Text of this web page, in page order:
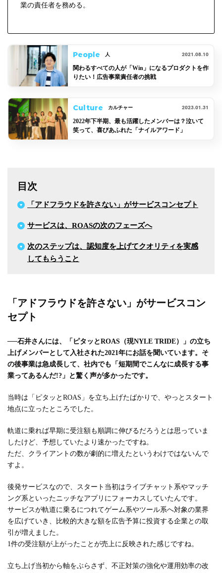
業の責任者を務める。
People 人 2021.08.10
関わるすべての人が「Win」になるプロダクトを作
りたい！広告事業責任者の挑戦
Culture カルチャー 2023.01.31
2022年下半期、最も活躍したメンバーは？泣いて
笑って、喜びあふれた「ナイルアワード」
目次
「アドフラウドを許さない」がサービスコンセプト
サービスは、ROASの次のフェーズへ
次のステップは、認知度を上げてクオリティを実感
してもらうこと
「アドフラウドを許さない」がサービスコン
セプト
──石井さんには、「ピタッとROAS（現NYLE TRIDE）」の立ち
上げメンバーとして入社された2021年にお話を聞いています。そ
の後事業は急成長して、社内でも「短期間でこんなに成長する事
業ってあるんだ!?」と驚く声が多かったです。
当時は「ピタッとROAS」を立ち上げたばかりで、やっとスタート
地点に立ったところでした。
軌道に乗れば早期に受注額も順調に伸びるだろうとは思っていま
したけど、予想していたより速かったですね。
ただ、クライアントの数が劇的に増えたというわけではないんで
すよ。
後発サービスなので、スタート当初はライブチャット系やマッチ
ング系といったニッチなアプリにフォーカスしていたんです。
サービスが軌道に乗るにつれてゲーム系やツール系へ対象の業界
を広げていき、比較的大きな額を広告予算に投資する企業との取
引が増えました。
1件の受注額が上がったことが売上に反映された感じですね。
立ち上げ当初から軸をぶらさず、不正対策の強化や運用効率の改